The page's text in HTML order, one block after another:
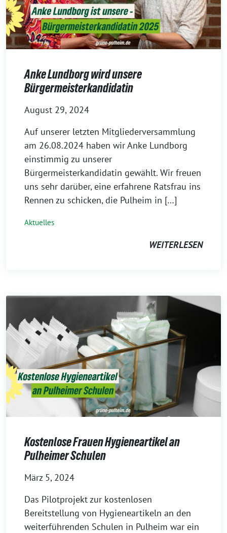
Anke Lundborg wird unsere
Bürgermeisterkandidatin
August 29, 2024
Auf unserer letzten Mitgliederversammlung
am 26.08.2024 haben wir Anke Lundborg
einstimmig zu unserer
Bürgermeisterkandidatin gewählt. Wir freuen
uns sehr darüber, eine erfahrene Ratsfrau ins
Rennen zu schicken, die Pulheim in […]
Aktuelles
WEITERLESEN
Kostenlose Frauen Hygieneartikel an
Pulheimer Schulen
März 5, 2024
Das Pilotprojekt zur kostenlosen
Bereitstellung von Hygieneartikeln an den
weiterführenden Schulen in Pulheim war ein